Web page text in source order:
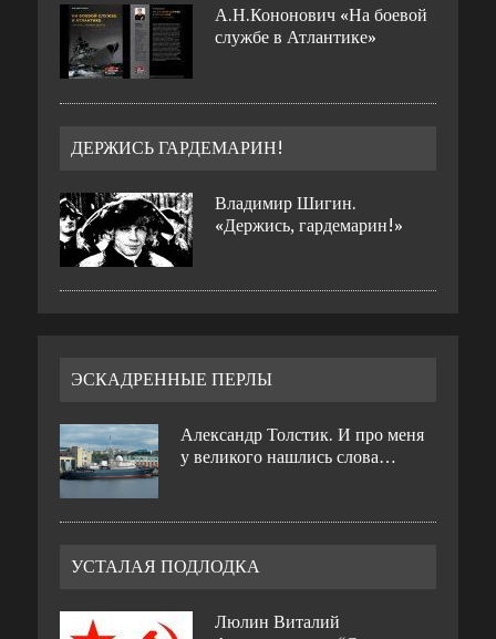
А.Н.Кононович «На боевой
службе в Атлантике»
ДЕРЖИСЬ ГАРДЕМАРИН!
Владимир Шигин.
«Держись, гардемарин!»
ЭСКАДРЕННЫЕ ПЕРЛЫ
Александр Толстик. И про меня
у великого нашлись слова…
УСТАЛАЯ ПОДЛОДКА
Люлин Виталий